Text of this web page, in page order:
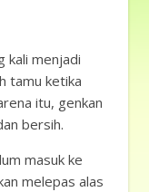
kali menjadi
tamu ketika
itu, genkan
bersih.
masuk ke
melepas alas